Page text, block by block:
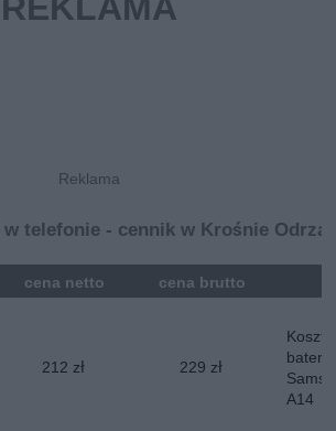
telefonie - cennik w Krośnie
cena netto cena brutto
212 zł 229 zł
Koszt
baterii
A14